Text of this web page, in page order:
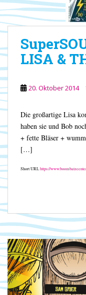
LISA &
20. Oktober 2014
Die großartige Lisa
haben sie und Bob
+ fette Bläser +
[…]
Short URLhttps://